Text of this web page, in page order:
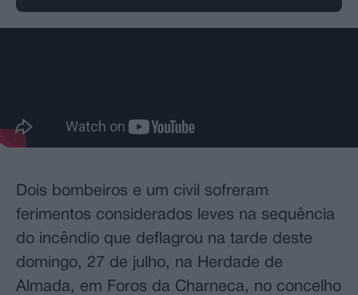
Dois bombeiros e um civil sofreram
ferimentos considerados leves na sequência
do incêndio que deflagrou na tarde deste
domingo, 27 de julho, na Herdade de
Almada, em Foros da Charneca, no concelho